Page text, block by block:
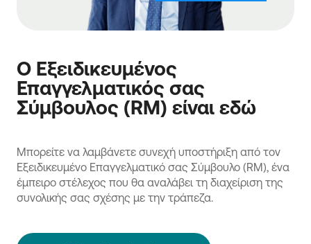
Ο Εξειδικευμένος
Επαγγελματικός σας
Σύμβουλος (RM) είναι εδώ
Μπορείτε να λαμβάνετε συνεχή υποστήριξη από τον
Εξειδικευμένο Επαγγελματικό σας Σύμβουλο (RM), ένα
έμπειρο στέλεχος που θα αναλάβει τη διαχείριση της
συνολικής σας σχέσης με την τράπεζα.